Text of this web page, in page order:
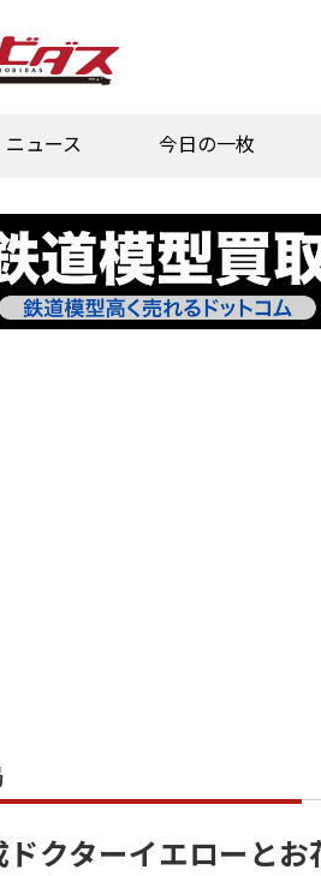
ニュース 今日の一枚
クターイエローと